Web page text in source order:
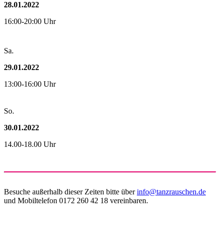
28.01.2022
16:00-20:00 Uhr
Sa.
29.01.2022
13:00-16:00 Uhr
So.
30.01.2022
14.00-18.00 Uhr
Besuche außerhalb dieser Zeiten bitte überinfo@tanzrauschen.de
und Mobiltelefon 0172 260 42 18 vereinbaren.